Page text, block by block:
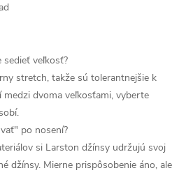
sedieť veľkosť?
stretch, takže sú tolerantnejšie k
dvoma veľkosťami, vyberte
po nosení?
si Larston džínsy udržujú svoj
džínsy. Mierne prispôsobenie áno, ale